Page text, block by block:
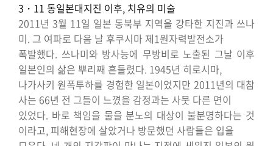
3・11 동일본대지진 이후, 치유의 미술
2011년 3월 11일 일본 동북부 지역을 강타한 지진과 쓰나
미. 그 여파로 다음 날 후쿠시마 제1원자력발전소가
폭발했다. 쓰나미와 방사능에 무방비로 노출된 그날 이후
일본인의 삶은 뿌리째 흔들렸다. 1945년 히로시마,
나가사키 원폭투하를 경험한 일본이었지만 2011년의 대참
사는 66년 전 그들이 느꼈을 감정과는 사뭇 다른 면이
있었다. 바로 책임을 물을 분노의 대상이 불분명하다는 것
이라고, 피해현장에 살았거나 방문했던 사람들은 입을